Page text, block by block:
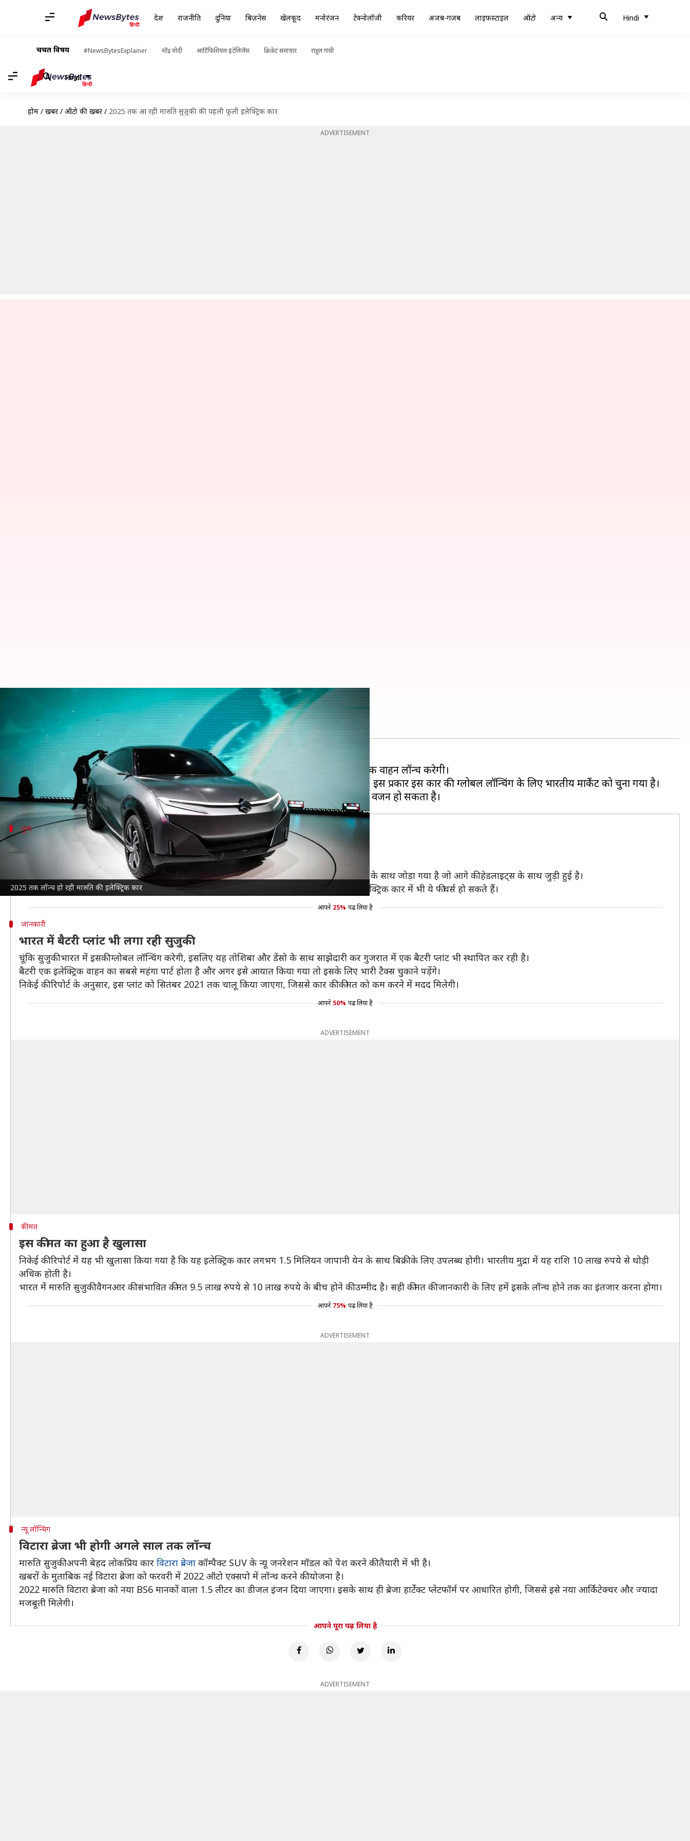
देश राजनीति दुनिया बिज़नेस खेलकूद मनोरंजन टेक्नोलॉजी करियर अजब-गजब लाइफस्टाइल ऑटो अन्य Hindi
चर्चित विषय #NewsBytesExplainer नरेंद्र मोदी आर्टिफिशियल इंटेलिजेंस क्रिकेट समाचार राहुल गांधी
Hindi
होम / खबरें / ऑटो की खबरें / 2025 तक आ रही मारुति सुजुकी की पहली फुली इलेक्ट्रिक कार
ADVERTISEMENT
2025 तक लॉन्च हो रही मारुति की इलेक्ट्रिक कार
2025 तक आ रही मारुति सुजुकी की पहली फुली इलेक्ट्रिक कार
Jul 21, 2021
निकेई एशिया की एक रिपोर्ट के अनुसार ऑटो कंपनी सुजुकी 2025 तक अपना पहला ऑल-इलेक्ट्रिक वाहन लॉन्च करेगी।
इस कार को पहले भारत में लॉन्च किया जाएगा, इसके बाद जापान और यूरोप में लॉन्च किया जाएगा। इस प्रकार इस कार की ग्लोबल लॉन्चिंग के लिए भारतीय मार्केट को चुना गया है।
लुक
वैगनआर की तरह होगा लुक
जानकारी के मुताबिक यह कार काफी हद तक मारुति सुजुकी की इलेक्ट्रिक कार वैगनआर की तरह होगी।
वैगनआर EV टेस्टिंग के दौरान कई बार स्पॉट की गई है। इसमें रेडिएटर ग्रिल को एक स्लिम ब्लैंकिंग ट्रिम पीस के साथ जोड़ा गया है जो आगे की हेडलाइट्स के साथ जुड़ी हुई है।
इसके अलावा इसमें नई हेडलाइट्स और पीछे के बंपर को पूरी तरह से नया रूप दिया गया है। सुजुकी की इलेक्ट्रिक कार में भी ये फीचर्स हो सकते हैं।
आपने 25% पढ़ लिया है
जानकारी
भारत में बैटरी प्लांट भी लगा रही सुजुकी
चूंकि सुजुकी भारत में इसकी ग्लोबल लॉन्चिंग करेगी, इसलिए यह तोशिबा और डेंसो के साथ साझेदारी कर गुजरात में एक बैटरी प्लांट भी स्थापित कर रही है।
बैटरी एक इलेक्ट्रिक वाहन का सबसे महंगा पार्ट होता है और अगर इसे आयात किया गया तो इसके लिए भारी टैक्स चुकाने पड़ेंगे।
निकेई की रिपोर्ट के अनुसार, इस प्लांट को सितंबर 2021 तक चालू किया जाएगा, जिससे कार की कीमत को कम करने में मदद मिलेगी।
आपने 50% पढ़ लिया है
ADVERTISEMENT
कीमत
इस कीमत का हुआ है खुलासा
निकेई की रिपोर्ट में यह भी खुलासा किया गया है कि यह इलेक्ट्रिक कार लगभग 1.5 मिलियन जापानी येन के साथ बिक्री के लिए उपलब्ध होगी। भारतीय मुद्रा में यह राशि 10 लाख रुपये से थोड़ी
अधिक होती है।
भारत में मारुति सुजुकी वैगनआर की संभावित कीमत 9.5 लाख रुपये से 10 लाख रुपये के बीच होने की उम्मीद है। सही कीमत की जानकारी के लिए हमें इसके लॉन्च होने तक का इंतजार करना होगा।
आपने 75% पढ़ लिया है
ADVERTISEMENT
न्यू लॉन्चिंग
विटारा ब्रेजा भी होगी अगले साल तक लॉन्च
मारुति सुजुकी अपनी बेहद लोकप्रिय कार विटारा ब्रेजा कॉम्पैक्ट SUV के न्यू जनरेशन मॉडल को पेश करने की तैयारी में भी है।
खबरों के मुताबिक नई विटारा ब्रेजा को फरवरी में 2022 ऑटो एक्सपो में लॉन्च करने की योजना है।
2022 मारुति विटारा ब्रेजा को नया BS6 मानकों वाला 1.5 लीटर का डीजल इंजन दिया जाएगा। इसके साथ ही ब्रेजा हार्टेक्ट प्लेटफॉर्म पर आधारित होगी, जिससे इसे नया आर्किटेक्चर और ज्यादा
मजबूती मिलेगी।
आपने पूरा पढ़ लिया है
ADVERTISEMENT